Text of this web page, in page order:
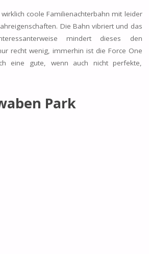
coole Familienachterbahn mit leider
Die Bahn vibriert und das
mindert dieses den
recht wenig, immerhin ist die Force One
eine gute, wenn auch nicht perfekte,
Park